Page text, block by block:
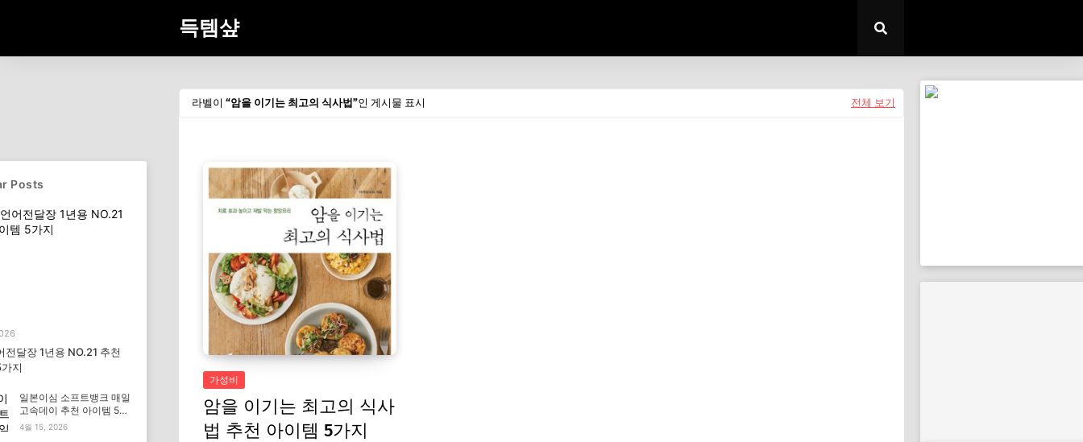
득템샾
라벨이 암을 이기는 최고의 식사법 인 게시물 표시 전체 보기
가성비
암을 이기는 최고의 식사
법 추천 아이템 5가지
Posts
전달장 1년용 NO.21 추천
지
일본이심 소프트뱅크 매일
고속데이 추천 아이템 5가
지
4월 15, 2026